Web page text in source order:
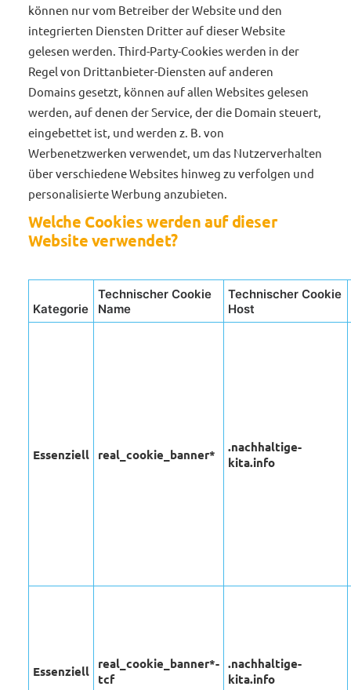
können nur vom Betreiber der Website und den
integrierten Diensten Dritter auf dieser Website
gelesen werden. Third-Party-Cookies werden in der
Regel von Drittanbieter-Diensten auf anderen
Domains gesetzt, können auf allen Websites gelesen
werden, auf denen der Service, der die Domain steuert,
eingebettet ist, und werden z. B. von
Werbenetzwerken verwendet, um das Nutzerverhalten
über verschiedene Websites hinweg zu verfolgen und
personalisierte Werbung anzubieten.
Welche Cookies werden auf dieser
Website verwendet?
Kategorie
Technischer Cookie
Name
Technischer Cookie
Host
Essenziell real_cookie_banner*
.nachhaltige-
kita.info
Essenziell real_cookie_banner*-
tcf
.nachhaltige-
kita.info